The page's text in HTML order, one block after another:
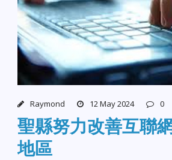
Raymond 12 May 2024 0
聖縣努力改善互聯
地區